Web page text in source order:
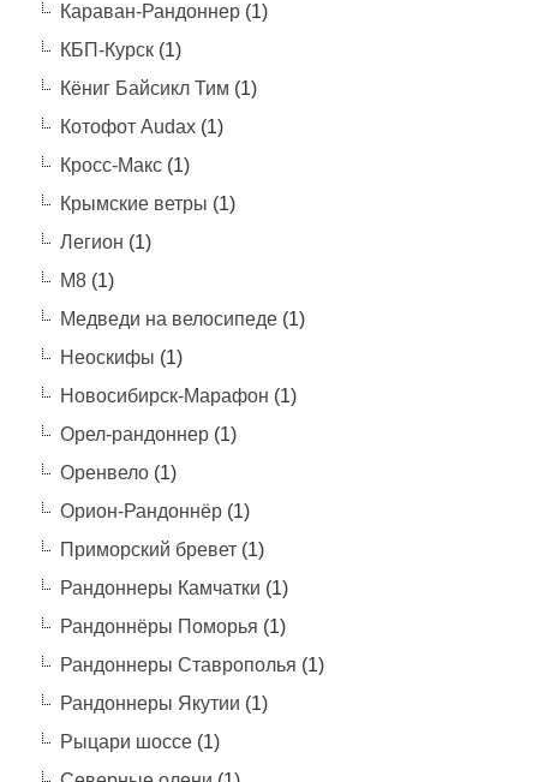
Караван-Рандоннер(1)
КБП-Курск(1)
Кёниг Байсикл Тим (1)
Котофот Audax(1)
Кросс-Макс(1)
Крымские ветры (1)
Легион (1)
М8(1)
Медведи на велосипеде(1)
Неоскифы (1)
Новосибирск-Марафон (1)
Орел-рандоннер(1)
Оренвело(1)
Орион-Рандоннёр(1)
Приморский бревет(1)
Рандоннеры Камчатки (1)
Рандоннёры Поморья (1)
Рандоннеры Ставрополья (1)
Рандоннеры Якутии (1)
Рыцари шоссе(1)